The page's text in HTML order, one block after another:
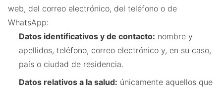
web, del correo electrónico, del teléfono o de
WhatsApp:
Datos identificativos y de contacto: nombre y
apellidos, teléfono, correo electrónico y, en su caso,
país o ciudad de residencia.
Datos relativos a la salud: únicamente aquellos que